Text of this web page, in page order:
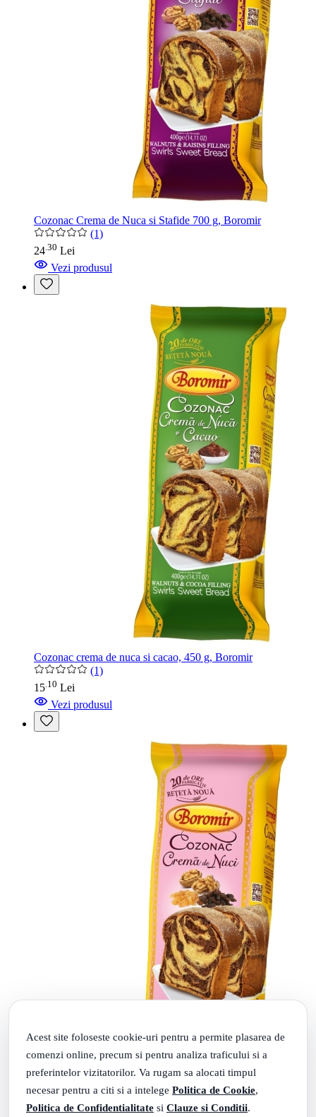
Acest site foloseste cookie-uri pentru a permite plasarea de
comenzi online, precum si pentru analiza traficului si a
preferintelor vizitatorilor. Va rugam sa alocati timpul
necesar pentru a citi si a intelege Politica de Cookie,
Politica de Confidentialitate si Clauze si Conditii.
Cozonac Crema de Nuca si Stafide 700 g, Boromir
(1)
24 30 Lei
Vezi produsul
Cozonac crema de nuca si cacao, 450 g, Boromir
(1)
15 10 Lei
Vezi produsul
Cozonac Crema Nuci 600 g, Boromir
(1)